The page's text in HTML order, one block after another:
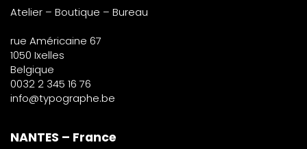
Atelier – Boutique – Bureau
rue Américaine 67
1050 Ixelles
Belgique
0032 2 345 16 76
info@typographe.be
NANTES – France